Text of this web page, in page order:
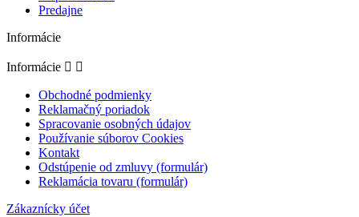
Predajne
Informácie
Informácie  
Obchodné podmienky
Reklamačný poriadok
Spracovanie osobných údajov
Používanie súborov Cookies
Kontakt
Odstúpenie od zmluvy (formulár)
Reklamácia tovaru (formulár)
Zákaznícky účet